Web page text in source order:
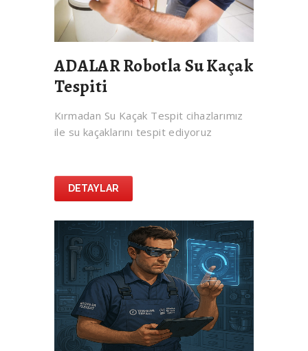
ADALAR Robotla Su Kaçak
Tespiti
Kırmadan Su Kaçak Tespit cihazlarımız
ile su kaçaklarını tespit ediyoruz
DETAYLAR